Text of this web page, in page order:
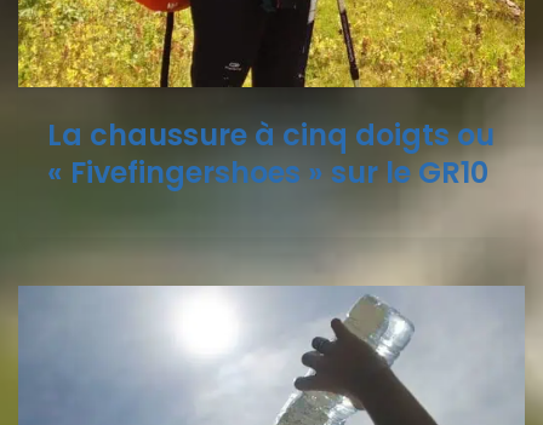
La chaussure à cinq doigts ou
« Fivefingershoes » sur le GR10